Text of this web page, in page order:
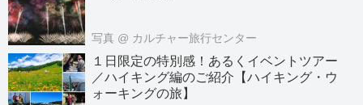
写真 @ カルチャー旅行センター
１日限定の特別感！あるくイベントツアー
／ハイキング編のご紹介【ハイキング・ウ
ォーキングの旅】